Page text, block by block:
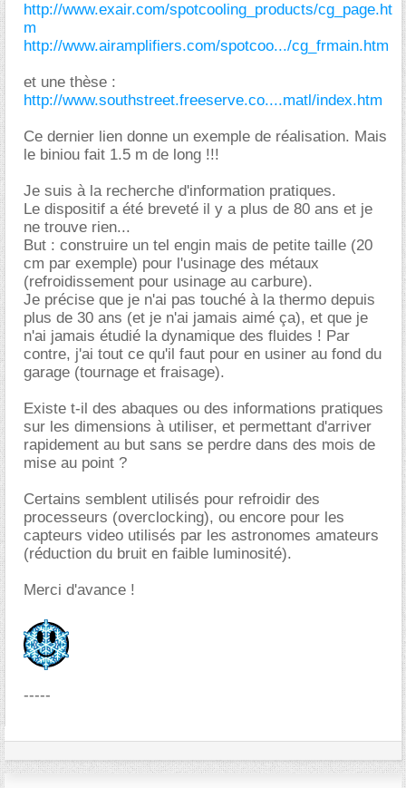
http://www.exair.com/spotcooling_products/cg_page.ht
m
http://www.airamplifiers.com/spotcoo.../cg_frmain.htm
et une thèse :
http://www.southstreet.freeserve.co....matl/index.htm
Ce dernier lien donne un exemple de réalisation. Mais
le biniou fait 1.5 m de long !!!
Je suis à la recherche d'information pratiques.
Le dispositif a été breveté il y a plus de 80 ans et je
ne trouve rien...
But : construire un tel engin mais de petite taille (20
cm par exemple) pour l'usinage des métaux
(refroidissement pour usinage au carbure).
Je précise que je n'ai pas touché à la thermo depuis
plus de 30 ans (et je n'ai jamais aimé ça), et que je
n'ai jamais étudié la dynamique des fluides ! Par
contre, j'ai tout ce qu'il faut pour en usiner au fond du
garage (tournage et fraisage).
Existe t-il des abaques ou des informations pratiques
sur les dimensions à utiliser, et permettant d'arriver
rapidement au but sans se perdre dans des mois de
mise au point ?
Certains semblent utilisés pour refroidir des
processeurs (overclocking), ou encore pour les
capteurs video utilisés par les astronomes amateurs
(réduction du bruit en faible luminosité).
Merci d'avance !
-----